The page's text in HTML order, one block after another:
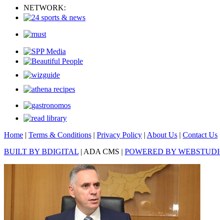
NETWORK:
Home | Terms & Conditions | Privacy Policy | About Us | Contact Us
BUILT BY BDIGITAL | ADA CMS | POWERED BY